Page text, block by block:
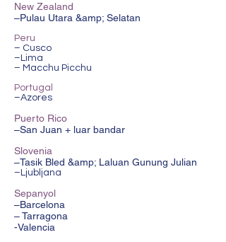
New Zealand
–Pulau Utara &amp; Selatan
Peru
– Cusco
–Lima
– Macchu Picchu
Portugal
–Azores
Puerto Rico
–San Juan + luar bandar
Slovenia
–Tasik Bled &amp; Laluan Gunung Julian
–Ljubljana
Sepanyol
–Barcelona
– Tarragona
-Valencia